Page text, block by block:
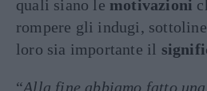
quali siano le motivazioni
rompere gli indugi,
loro sia importante il
“Alla fine abbiamo fatto